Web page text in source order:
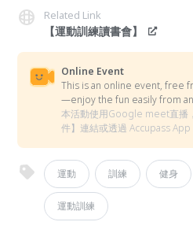
Related Link
【運動訓練讀書會】
Online Event
This is an online event, free
—enjoy the fun easily from
本活動使用Google meet直播
件】連結或透過 Accupass
運動 訓練 健身
運動訓練